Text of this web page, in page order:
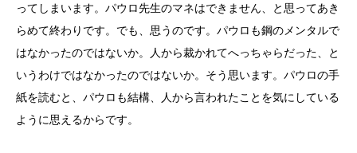
ってしまいます。パウロ先生のマネはできません、と思ってあき
らめて終わりです。でも、思うのです。パウロも鋼のメンタルで
はなかったのではないか。人から裁かれてへっちゃらだった、と
いうわけではなかったのではないか。そう思います。パウロの手
紙を読むと、パウロも結構、人から言われたことを気にしている
ように思えるからです。